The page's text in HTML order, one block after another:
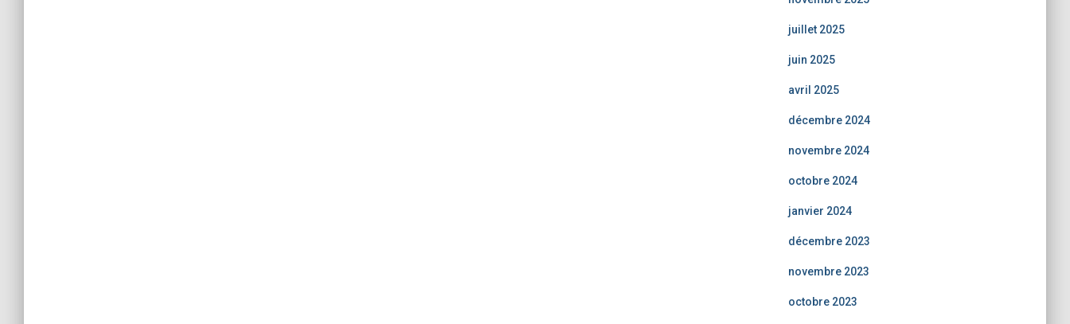
juillet 2025
juin 2025
avril 2025
décembre 2024
novembre 2024
octobre 2024
janvier 2024
décembre 2023
novembre 2023
octobre 2023